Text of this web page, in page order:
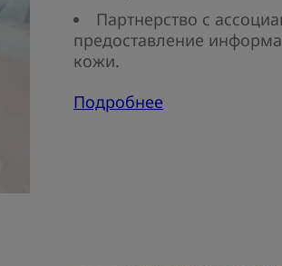
Партнерство с
предоставление
кожи.
Подробнее